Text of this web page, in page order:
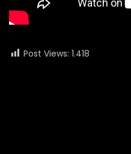
Post Views: 1.418